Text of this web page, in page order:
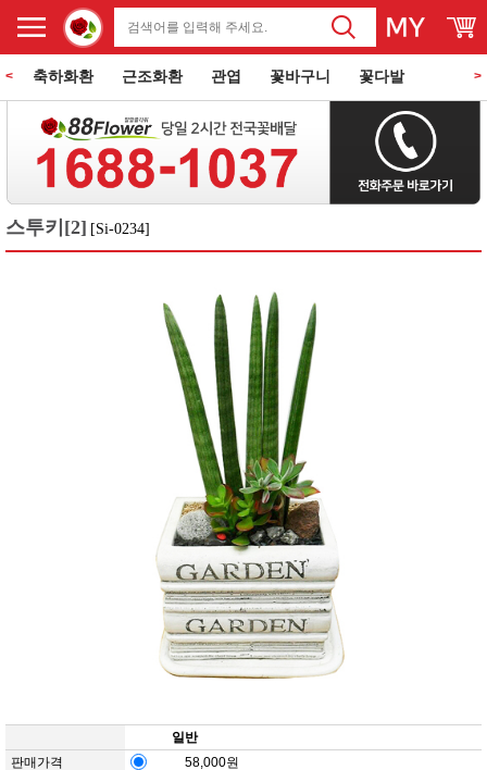
< 축하화환 근조화환 관엽 꽃바구니 꽃다발
동양란 서양란 과일바구니 꽃과 케익 쌀화환
>
스투키[2] [Si-0234]
일반
판매가격
58,000원